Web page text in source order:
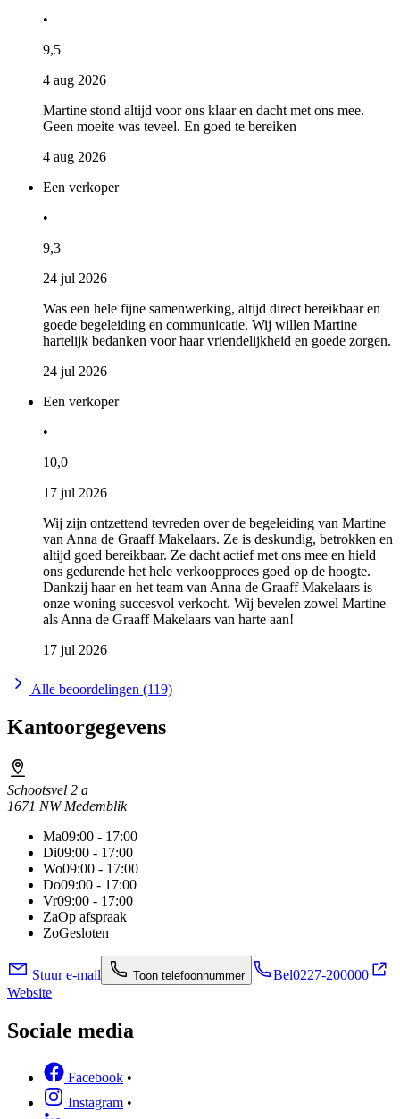
•
9,5
4 aug 2026
Martine stond altijd voor ons klaar en dacht met ons mee.
Geen moeite was teveel. En goed te bereiken
4 aug 2026
Een verkoper
•
9,3
24 jul 2026
Was een hele fijne samenwerking, altijd direct bereikbaar en
goede begeleiding en communicatie. Wij willen Martine
hartelijk bedanken voor haar vriendelijkheid en goede zorgen.
24 jul 2026
Een verkoper
•
10,0
17 jul 2026
Wij zijn ontzettend tevreden over de begeleiding van Martine
van Anna de Graaff Makelaars. Ze is deskundig, betrokken en
altijd goed bereikbaar. Ze dacht actief met ons mee en hield
ons gedurende het hele verkoopproces goed op de hoogte.
Dankzij haar en het team van Anna de Graaff Makelaars is
onze woning succesvol verkocht. Wij bevelen zowel Martine
als Anna de Graaff Makelaars van harte aan!
17 jul 2026
Alle beoordelingen (119)
Kantoorgegevens
Schootsvel 2 a
1671 NW Medemblik
Ma09:00 - 17:00
Di09:00 - 17:00
Wo09:00 - 17:00
Do09:00 - 17:00
Vr09:00 - 17:00
ZaOp afspraak
ZoGesloten
Stuur e-mail Toon telefoonnummer Bel0227-200000
Website
Sociale media
Facebook •
Instagram •